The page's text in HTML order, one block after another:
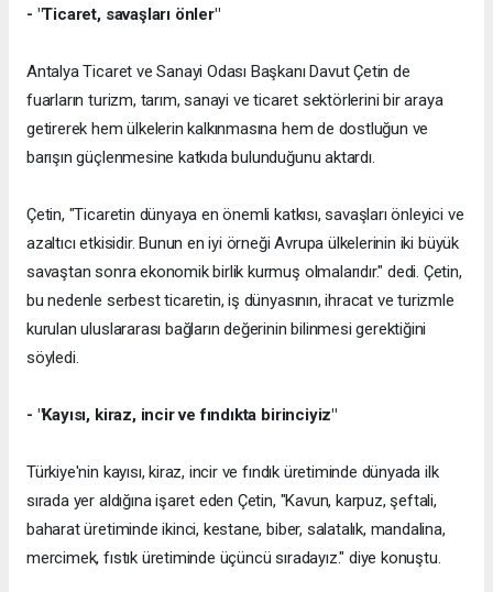
- "Ticaret, savaşları önler"
Antalya Ticaret ve Sanayi Odası Başkanı Davut Çetin de
fuarların turizm, tarım, sanayi ve ticaret sektörlerini bir araya
getirerek hem ülkelerin kalkınmasına hem de dostluğun ve
barışın güçlenmesine katkıda bulunduğunu aktardı.
Çetin, "Ticaretin dünyaya en önemli katkısı, savaşları önleyici ve
azaltıcı etkisidir. Bunun en iyi örneği Avrupa ülkelerinin iki büyük
savaştan sonra ekonomik birlik kurmuş olmalarıdır." dedi. Çetin,
bu nedenle serbest ticaretin, iş dünyasının, ihracat ve turizmle
kurulan uluslararası bağların değerinin bilinmesi gerektiğini
söyledi.
- "Kayısı, kiraz, incir ve fındıkta birinciyiz"
Türkiye'nin kayısı, kiraz, incir ve fındık üretiminde dünyada ilk
sırada yer aldığına işaret eden Çetin, "Kavun, karpuz, şeftali,
baharat üretiminde ikinci, kestane, biber, salatalık, mandalina,
mercimek, fıstık üretiminde üçüncü sıradayız." diye konuştu.